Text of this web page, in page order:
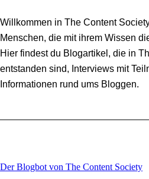
Willkommen in The Content
Menschen, die mit ihrem Wissen
Hier findest du Blogartikel, die in
entstanden sind, Interviews mit
Informationen rund ums Bloggen.
Der Blogbot von The Content Society